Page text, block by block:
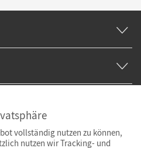
vollständig nutzen zu können,
nutzen wir Tracking- und